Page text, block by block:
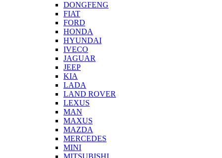
DONGFENG
FIAT
FORD
HONDA
HYUNDAI
IVECO
JAGUAR
JEEP
KIA
LADA
LAND ROVER
LEXUS
MAN
MAXUS
MAZDA
MERCEDES
MINI